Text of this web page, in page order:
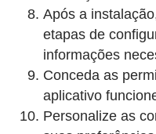
Após a
etapas de
informações
Conceda as
aplicativo
Personalize as